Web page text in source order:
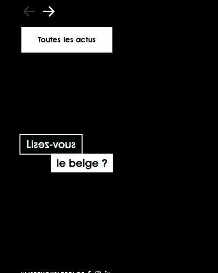
Toutes les actus